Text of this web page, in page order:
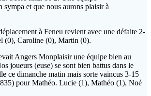
sympa et que nous aurons plaisir à
à Feneu revient avec une défaite 2-
(0), Caroline (0), Martin (0).
Angers Monplaisir une équipe bien au
joueurs (euse) se sont bien battus dans le
ce dimanche matin mais sorte vaincus 3-15
pour Mathéo. Lucie (1), Mathéo (1), Noé